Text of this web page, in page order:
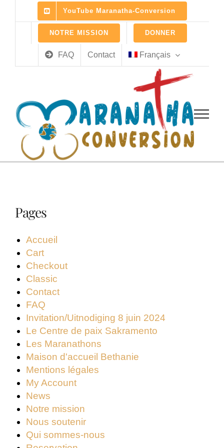
YouTube Maranatha-Conversion
NOTRE MISSION DONNER
FAQ Contact Français
Pages
Accueil
Cart
Checkout
Classic
Contact
FAQ
Invitation/Uitnodiging 8 juin 2024
Le Centre de paix Sakramento
Les Maranathons
Maison d'accueil Bethanie
Mentions légales
My Account
News
Notre mission
Nous soutenir
Qui sommes-nous